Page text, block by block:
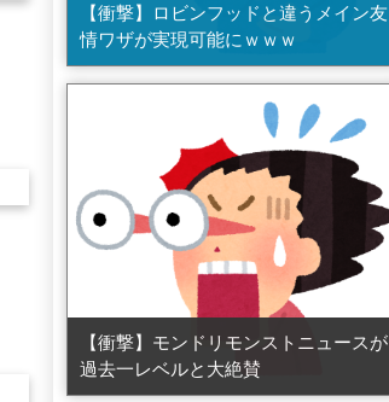
【衝撃】ロビンフッドと違うメイン友
情ワザが実現可能にｗｗｗ
【衝撃】モンドリモンストニュースが
過去一レベルと大絶賛